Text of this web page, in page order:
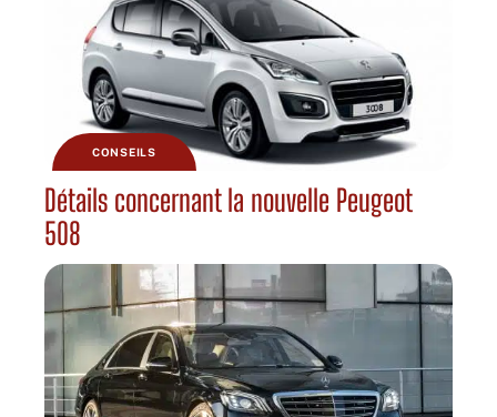
CONSEILS
Détails concernant la nouvelle Peugeot
508